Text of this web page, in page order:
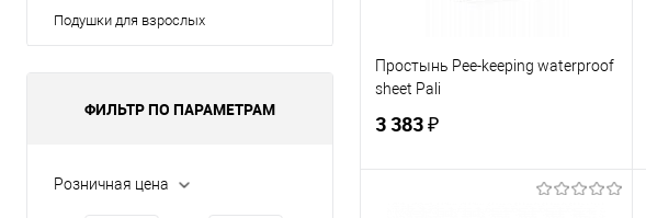
Подушки для взрослых
ФИЛЬТР ПО ПАРАМЕТРАМ
Розничная цена
Простынь Pee-keeping waterproof
sheet Pali
3 383 ₽